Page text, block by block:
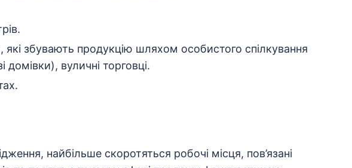
збувають продукцію шляхом особистого спілкування
домівки), вуличні торговці.
найбільше скоротяться робочі місця, пов’язані